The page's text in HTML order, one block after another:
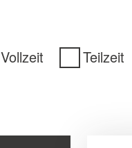
Vollzeit Teilzeit